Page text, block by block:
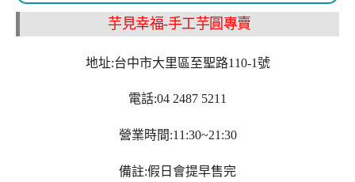
芋見幸福-手工芋圓專賣
地址:台中市大里區至聖路110-1號
電話:04 2487 5211
營業時間:11:30~21:30
備註:假日會提早售完